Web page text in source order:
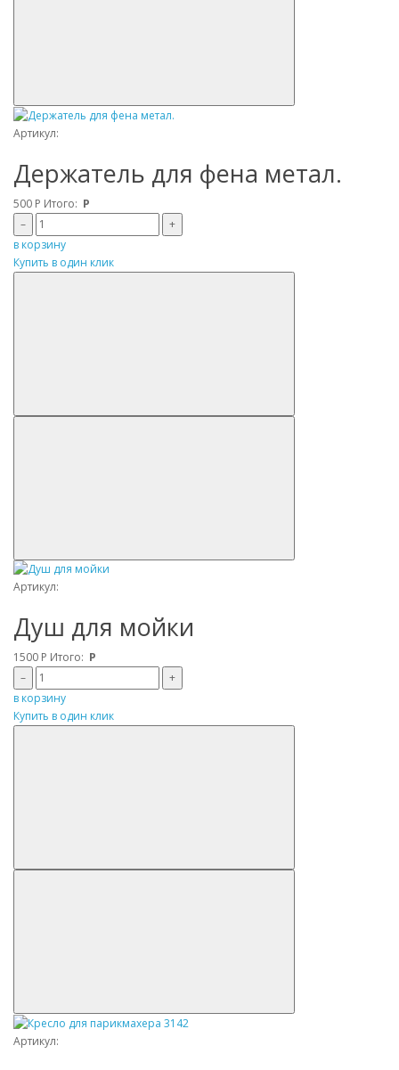
Артикул:
Держатель для фена метал.
500 Р Итого: Р
–
+
в корзину
Купить в один клик
Артикул:
Душ для мойки
1500 Р Итого: Р
–
+
в корзину
Купить в один клик
Артикул: